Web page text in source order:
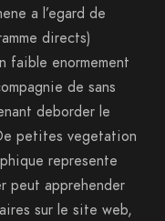
a l’egard de
directs)
faible enormement
de sans
deborder le
petites vegetation
represente
peut apprehender
sur le site web,